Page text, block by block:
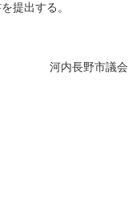
提出する。
河内長野市議会